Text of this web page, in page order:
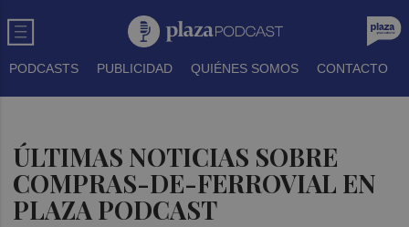
PODCASTS PUBLICIDAD QUIÉNES SOMOS CONTACTO
ÚLTIMAS NOTICIAS SOBRE
COMPRAS-DE-FERROVIAL EN
PLAZA PODCAST